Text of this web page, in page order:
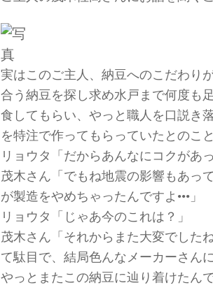
実はこのご主人、納豆へのこだわり
合う納豆を探し求め水戸まで何度も
食してもらい、やっと職人を口説き
を特注で作ってもらっていたとのこ
リョウタ「だからあんなにコクがあ
茂木さん「でもね地震の影響もあっ
が製造をやめちゃったんですよ•••」
リョウタ「じゃあ今のこれは？」
茂木さん「それからまた大変でした
て駄目で、結局色んなメーカーさん
やっとまたこの納豆に辿り着けたん